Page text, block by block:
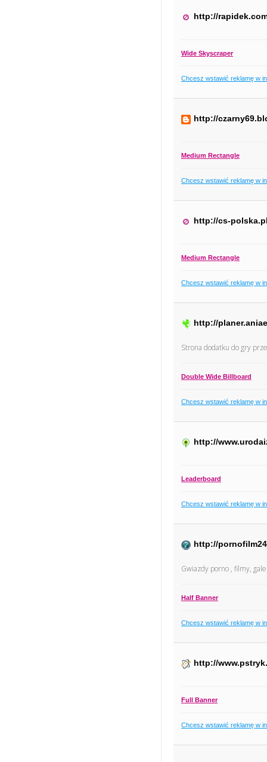
http://
Wide Skyscraper
Chcesz wstawić reklamę w
http://
Medium Rectangle
Chcesz wstawić reklamę w
http://cs-
Medium Rectangle
Chcesz wstawić reklamę w
http://
Strona dodatku do gry
Double Wide Billboard
Chcesz wstawić reklamę w
http://
Leaderboard
Chcesz wstawić reklamę w
http://
Gwiazdy porno , filmy,
Half Banner
Chcesz wstawić reklamę w
http://
Full Banner
Chcesz wstawić reklamę w